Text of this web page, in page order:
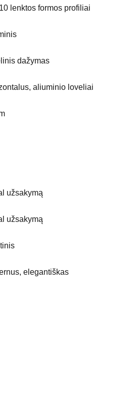
lenktos formos profiliai
dažymas
aliuminio loveliai
užsakymą
užsakymą
elegantiškas